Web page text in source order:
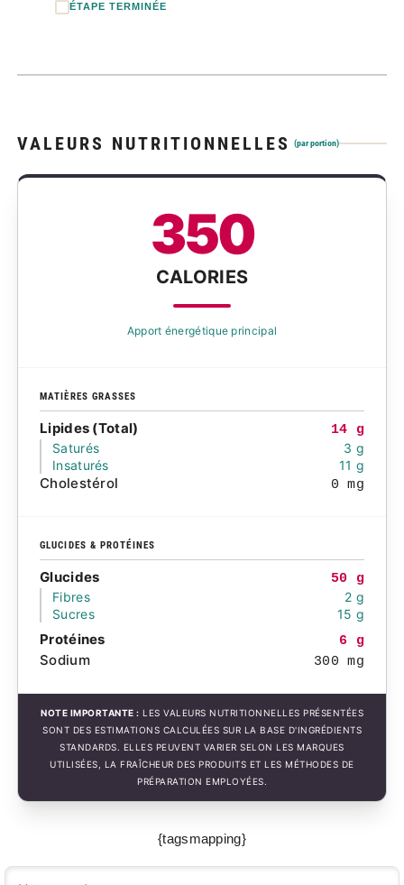
ÉTAPE TERMINÉE
VALEURS NUTRITIONNELLES (par portion)
350
CALORIES
Apport énergétique principal
MATIÈRES GRASSES
Lipides (Total)
14 g
Saturés
3 g
Insaturés
11 g
Cholestérol 0 mg
GLUCIDES & PROTÉINES
Glucides
50 g
Fibres
2 g
Sucres
15 g
Protéines 6 g
Sodium 300 mg
NOTE IMPORTANTE : LES VALEURS NUTRITIONNELLES PRÉSENTÉES
SONT DES ESTIMATIONS CALCULÉES SUR LA BASE D'INGRÉDIENTS
STANDARDS. ELLES PEUVENT VARIER SELON LES MARQUES
UTILISÉES, LA FRAÎCHEUR DES PRODUITS ET LES MÉTHODES DE
PRÉPARATION EMPLOYÉES.
{tagsmapping}